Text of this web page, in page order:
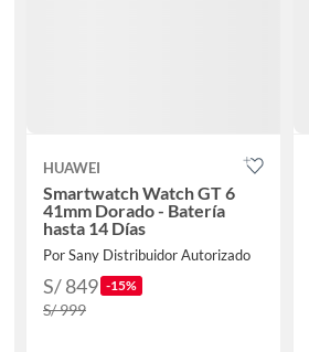
HUAWEI
Smartwatch Watch GT 6
41mm Dorado - Batería
hasta 14 Días
Por Sany Distribuidor Autorizado
S/ 849 -15%
S/ 999